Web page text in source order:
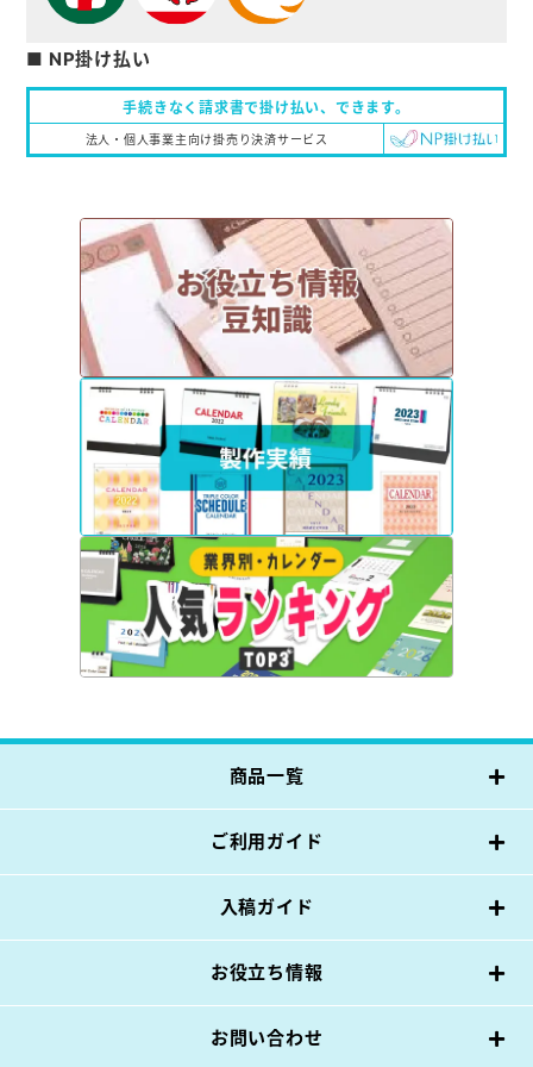
■ NP掛け払い
手続きなく請求書で掛け払い、 できます。
法人・個人事業主向け掛売り決済サービス
商品一覧
ご利用ガイド
入稿ガイド
お役立ち情報
お問い合わせ